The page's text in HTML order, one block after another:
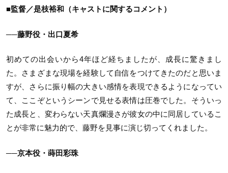
■監督／是枝裕和（キャストに関するコメント）
──藤野役・出口夏希
初めての出会いから4年ほど経ちましたが、成長に驚きまし
た。さまざまな現場を経験して自信をつけてきたのだと思いま
すが、さらに振り幅の大きい感情を表現できるようになってい
て、ここぞというシーンで見せる表情は圧巻でした。そういっ
た成長と、変わらない天真爛漫さが彼女の中に同居しているこ
とが非常に魅力的で、藤野を見事に演じ切ってくれました。
──京本役・蒔田彩珠